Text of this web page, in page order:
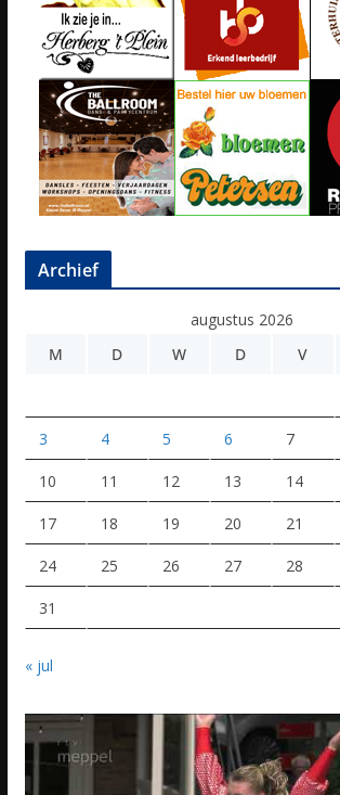
Archief
augustus 2026
M
D W D V
3 4 5 6 7
10 11 12 13 14
17 18 19 20 21
24 25 26 27 28
31
« jul